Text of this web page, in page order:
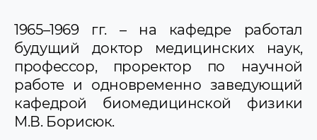
1965–1969 гг. – на кафедре работал
будущий доктор медицинских наук,
профессор, проректор по научной
работе и одновременно заведующий
кафедрой биомедицинской физики
М.В. Борисюк.